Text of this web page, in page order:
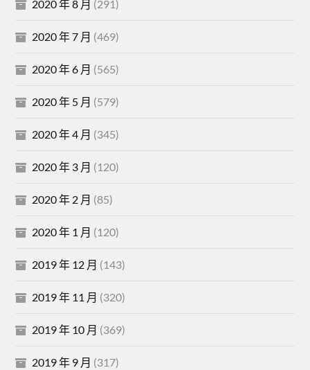
2020 年 8 月 (291)
2020 年 7 月 (469)
2020 年 6 月 (565)
2020 年 5 月 (579)
2020 年 4 月 (345)
2020 年 3 月 (120)
2020 年 2 月 (85)
2020 年 1 月 (120)
2019 年 12 月 (143)
2019 年 11 月 (320)
2019 年 10 月 (369)
2019 年 9 月 (317)